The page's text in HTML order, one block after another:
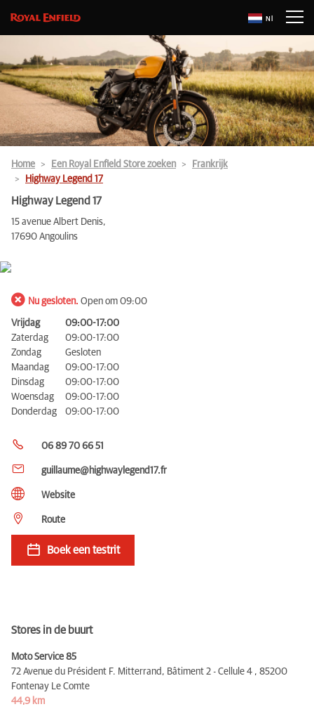
Nl
Home Een Royal Enfield Store zoeken
Frankrijk
Highway Legend 17
Highway Legend 17
15 avenue Albert Denis,
17690 Angoulins
Nu gesloten. Open om 09:00
Vrijdag
09:00-17:00
Zaterdag
09:00-17:00
Zondag
Gesloten
Maandag
09:00-17:00
Dinsdag
09:00-17:00
Woensdag
09:00-17:00
Donderdag
09:00-17:00
06 89 70 66 51
guillaume@highwaylegend17.fr
Website
Route
Boek een testrit
Stores in de buurt
Moto Service 85
72 Avenue du Président F. Mitterrand, Bâtiment 2 - Cellule 4 , 85200
Fontenay Le Comte
44,9 km